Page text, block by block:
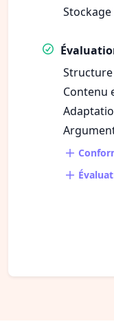
Stockage
Contenu